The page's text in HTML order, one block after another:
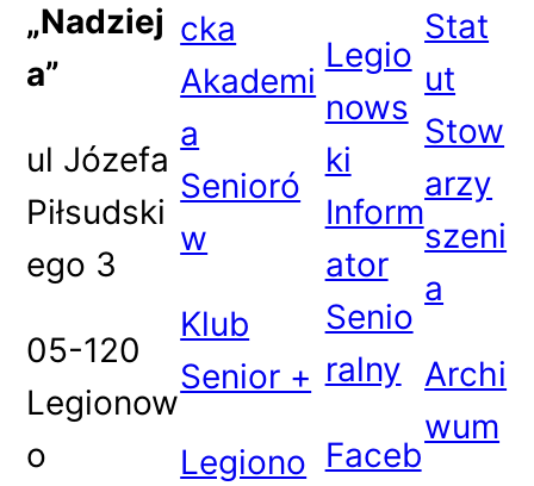
„Nadziej
a”
ul Józefa
Piłsudski
ego 3
05-120
Legionow
o
cka
Akademi
a
Senioró
w
Klub
Senior +
Legiono
Legio
nows
ki
Inform
ator
Senio
ralny
Faceb
Stat
ut
Stow
arzy
szeni
a
Archi
wum